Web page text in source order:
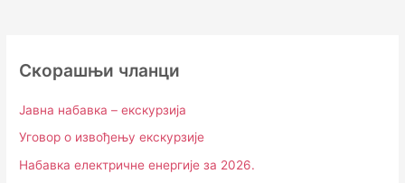
Скорашњи чланци
Јавна набавка – екскурзија
Уговор о извођењу екскурзије
Набавка електричне енергије за 2026.